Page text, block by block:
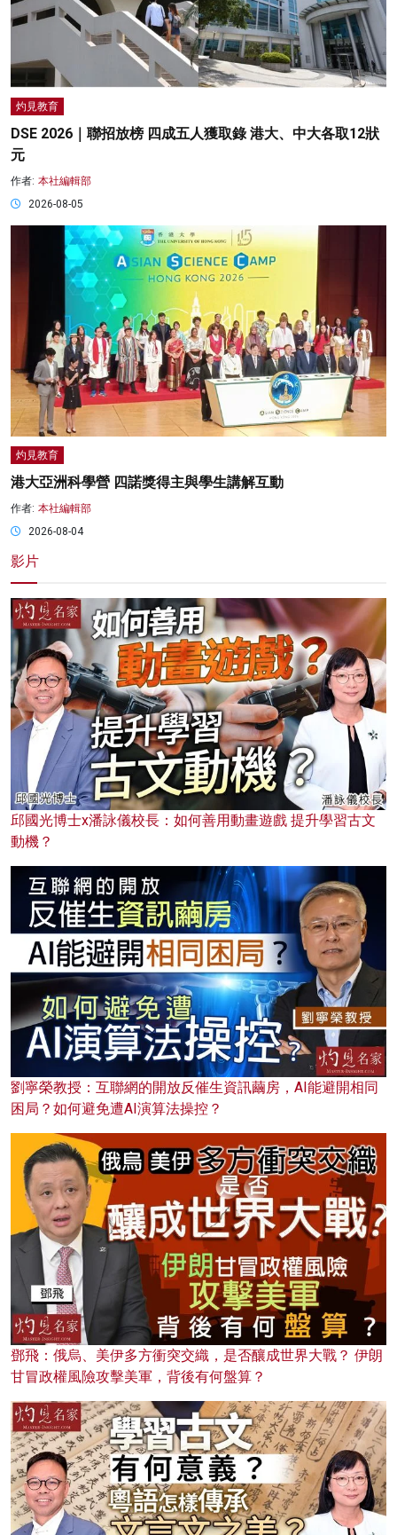
灼見教育
DSE 2026｜聯招放榜 四成五人獲取錄 港大、中大各取12狀
元
作者: 本社編輯部
2026-08-05
灼見教育
港大亞洲科學營 四諾獎得主與學生講解互動
作者: 本社編輯部
2026-08-04
影片
邱國光博士x潘詠儀校長：如何善用動畫遊戲 提升學習古文
動機？
劉寧榮教授：互聯網的開放反催生資訊繭房，AI能避開相同
困局？如何避免遭AI演算法操控？
鄧飛：俄烏、美伊多方衝突交織，是否釀成世界大戰？ 伊朗
甘冒政權風險攻擊美軍，背後有何盤算？